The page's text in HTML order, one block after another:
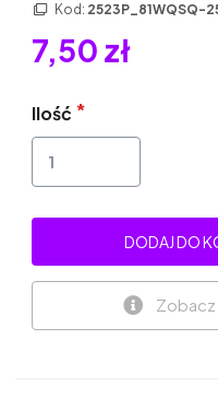
Kod: 2523P_81WQSQ-
7,50 zł
Ilość
DODAJ DO